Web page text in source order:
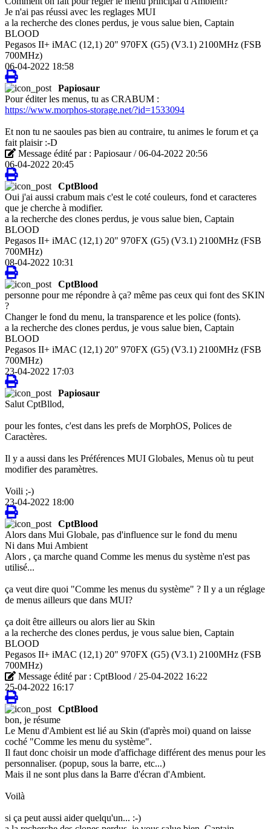
Je n'ai pas réussi avec les reglages MUI
a la recherche des clones perdus, je vous salue bien, Captain
BLOOD
Pegasos II+ iMAC (12,1) 20" 970FX (G5) (V3.1) 2100MHz (FSB
700MHz)
06-04-2022 18:58
Papiosaur
Pour éditer les menus, tu as CRABUM :
https://www.morphos-storage.net/?id=1533094
Et non tu ne saoules pas bien au contraire, tu animes le forum et ça
fait plaisir :-D
Message édité par : Papiosaur / 06-04-2022 20:56
06-04-2022 20:45
CptBlood
Oui j'ai aussi crabum mais c'est le coté couleurs, fond et caracteres
que je cherche à modifier.
a la recherche des clones perdus, je vous salue bien, Captain
BLOOD
Pegasos II+ iMAC (12,1) 20" 970FX (G5) (V3.1) 2100MHz (FSB
700MHz)
08-04-2022 10:31
CptBlood
personne pour me répondre à ça? même pas ceux qui font des SKIN
?
Changer le fond du menu, la transparence et les police (fonts).
a la recherche des clones perdus, je vous salue bien, Captain
BLOOD
Pegasos II+ iMAC (12,1) 20" 970FX (G5) (V3.1) 2100MHz (FSB
700MHz)
23-04-2022 17:03
Papiosaur
Salut CptBllod,
pour les fontes, c'est dans les prefs de MorphOS, Polices de
Caractères.
Il y a aussi dans les Préférences MUI Globales, Menus où tu peut
modifier des paramètres.
Voili ;-)
23-04-2022 18:00
CptBlood
Alors dans Mui Globale, pas d'influence sur le fond du menu
Ni dans Mui Ambient
Alors , ça marche quand Comme les menus du système n'est pas
utilisé...
ça veut dire quoi "Comme les menus du système" ? Il y a un réglage
de menus ailleurs que dans MUI?
ça doit être ailleurs ou alors lier au Skin
a la recherche des clones perdus, je vous salue bien, Captain
BLOOD
Pegasos II+ iMAC (12,1) 20" 970FX (G5) (V3.1) 2100MHz (FSB
700MHz)
Message édité par : CptBlood / 25-04-2022 16:22
25-04-2022 16:17
CptBlood
bon, je résume
Le Menu d'Ambient est lié au Skin (d'après moi) quand on laisse
coché "Comme les menu du système".
Il faut donc choisir un mode d'affichage différent des menus pour les
personnaliser. (popup, sous la barre, etc...)
Mais il ne sont plus dans la Barre d'écran d'Ambient.
Voilà
si ça peut aussi aider quelqu'un... :-)